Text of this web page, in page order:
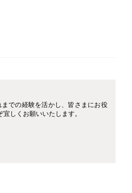
での経験を活かし、皆さまにお役
しくお願いいたします。